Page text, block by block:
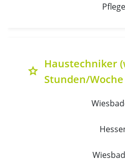
Pflege
grade
Haustechniker
Stunden/Woche